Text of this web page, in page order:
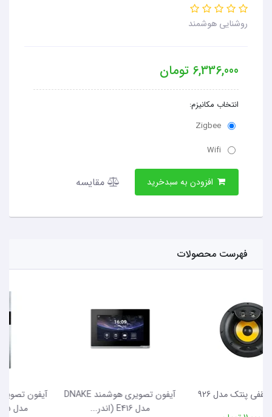
روشنایی هوشمند
6,336,000 تومان
انتخاب مکانیزم:
Zigbee
Wifi
مقایسه
فهرست محصولات
آیفون تصویری هوشمند DNAKE
آیفون تصویری هوشمند Dnake
مدل S213M-5 (ل...